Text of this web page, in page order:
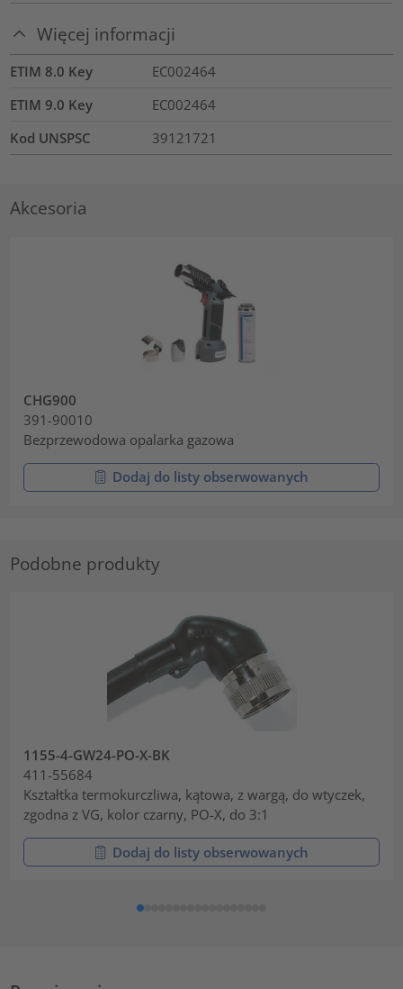
Więcej informacji
ETIM 8.0 Key
EC002464
ETIM 9.0 Key
EC002464
Kod UNSPSC
39121721
Akcesoria
CHG900
391-90010
Bezprzewodowa opalarka gazowa
Dodaj do listy obserwowanych
Podobne produkty
1155-4-GW24-PO-X-BK
411-55684
Kształtka termokurczliwa, kątowa, z wargą, do wtyczek,
zgodna z VG, kolor czarny, PO-X, do 3:1
Dodaj do listy obserwowanych